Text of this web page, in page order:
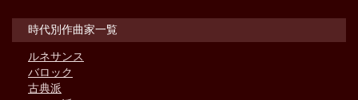
時代別作曲家一覧
ルネサンス
バロック
古典派